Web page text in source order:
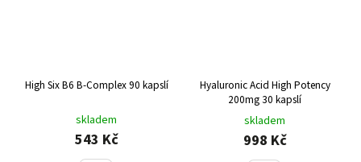
High Six B6 B-Complex 90 kapslí
skladem
543 Kč
Hyaluronic Acid High Potency
200mg 30 kapslí
skladem
998 Kč